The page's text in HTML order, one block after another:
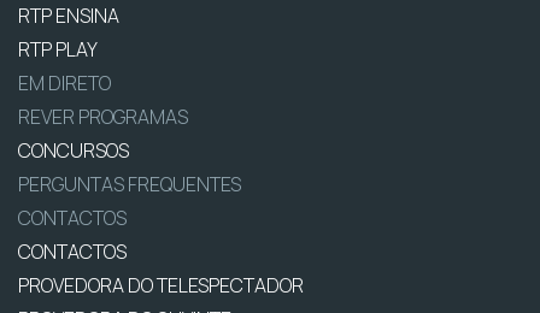
RTP ENSINA
RTP PLAY
EM DIRETO
REVER PROGRAMAS
CONCURSOS
PERGUNTAS FREQUENTES
CONTACTOS
CONTACTOS
PROVEDORA DO TELESPECTADOR